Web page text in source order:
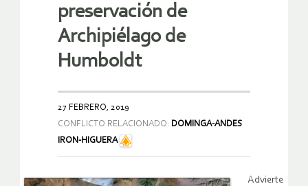
preservación de
Archipiélago de
Humboldt
27 FEBRERO, 2019
CONFLICTO RELACIONADO: DOMINGA-ANDES
IRON-HIGUERA
Advierte